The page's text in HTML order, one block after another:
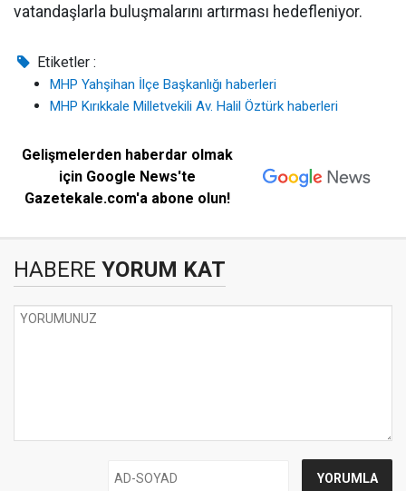
vatandaşlarla buluşmalarını artırması hedefleniyor.
Etiketler :
MHP Yahşihan İlçe Başkanlığı haberleri
MHP Kırıkkale Milletvekili Av. Halil Öztürk haberleri
Gelişmelerden haberdar olmak
için Google News'te
Gazetekale.com'a abone olun!
HABERE YORUM KAT